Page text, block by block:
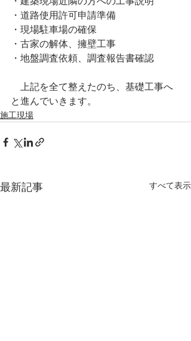
・道路使用許可申請準備
・現場駐車場の確保
・古家の解体、擁壁工事
・地盤調査依頼、調査報告書確認
上記を全て整えたのち、基礎工事へ
と進んでいきます。
施工現場
最新記事 すべて表示